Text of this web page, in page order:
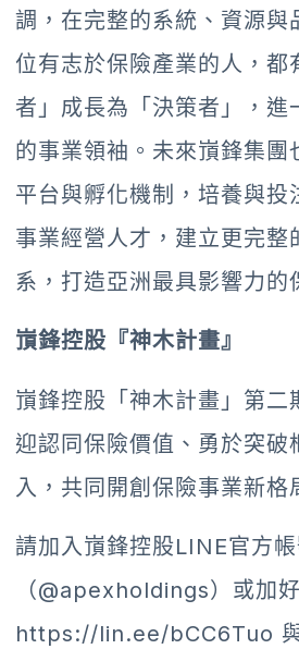
調，在完整的系統、資源與
位有志於保險產業的人，都
者」成長為「決策者」，進
的事業領袖。未來嵿鋒集團
平台與孵化機制，培養與投
事業經營人才，建立更完整
系，打造亞洲最具影響力的
嵿鋒控股『神木計畫』
嵿鋒控股「神木計畫」第二
迎認同保險價值、勇於突破
入，共同開創保險事業新格
請加入嵿鋒控股LINE官方
（@apexholdings）或加
https://lin.ee/bCC6Tuo